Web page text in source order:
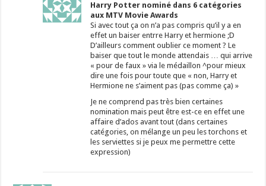
Harry Potter nominé dans 6 catégories
aux MTV Movie Awards
Si avec tout ça on n’a pas compris qu’il y a en
effet un baiser entrre Harry et hermione ;D
D’ailleurs comment oublier ce moment ? Le
baiser que tout le monde attendais … qui arrive
« pour de faux » via le médaillon ^pour mieux
dire une fois pour toute que « non, Harry et
Hermione ne s’aiment pas (pas comme ça) »
Je ne comprend pas très bien certaines
nomination mais peut être est-ce en effet une
affaire d’ados avant tout (dans certaines
catégories, on mélange un peu les torchons et
les serviettes si je peux me permettre cette
expression)